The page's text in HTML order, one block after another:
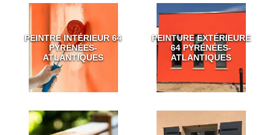
PEINTRE INTÉRIEUR 64
PYRÉNÉES-
ATLANTIQUES
PEINTURE EXTÉRIEURE
64 PYRÉNÉES-
ATLANTIQUES